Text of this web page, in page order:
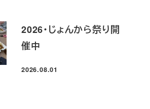
2026・じょんから祭り開
催中
投稿日
2026.08.01